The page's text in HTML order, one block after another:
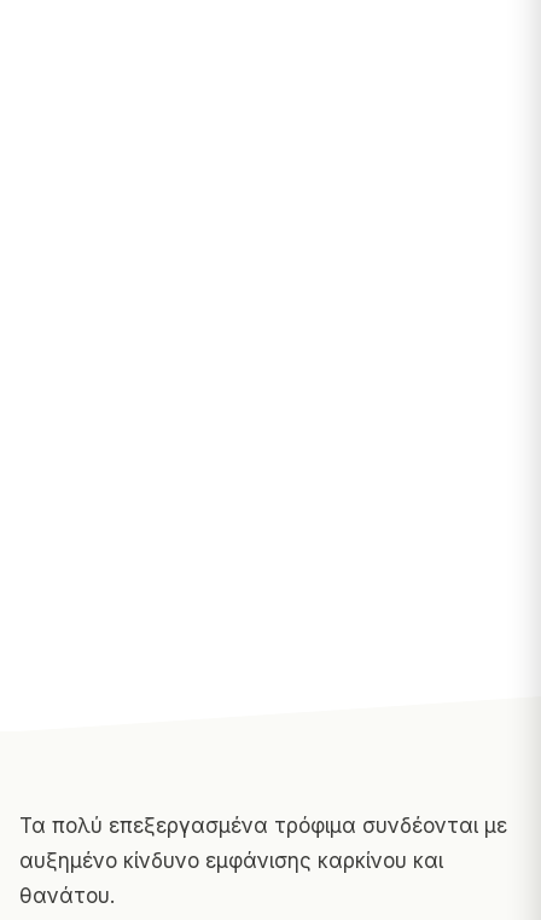
Τα πολύ επεξεργασμένα τρόφιμα συνδέονται με
αυξημένο κίνδυνο εμφάνισης καρκίνου και
θανάτου.